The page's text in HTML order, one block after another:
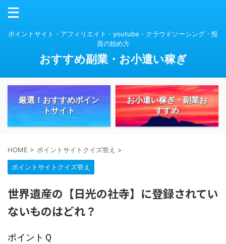
ポイントサイト・アフィリエイト・youtube・クラウドソーシング・投
資の始め方
おすすめ副業・お小遣い稼ぎ
厳選！おすすめポイン
トサイト
お小遣い稼ぎ・副業お
すすめ
HOME > ポイントサイトクイズ答え >
ポイントサイトクイズ答え
世界遺産の【日光の社寺】に登録されてい
ないものはどれ？
ポイントＱ